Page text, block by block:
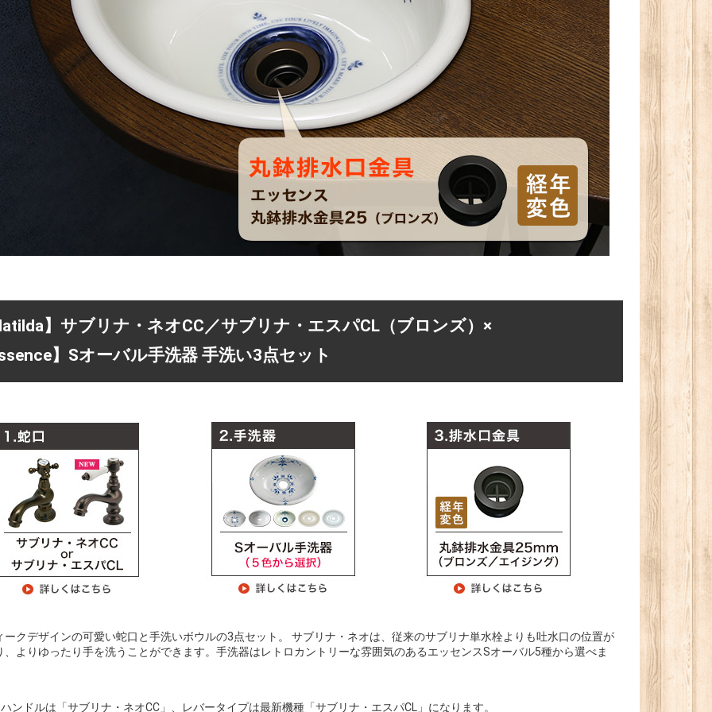
】サブリナ・ネオCC／サブリナ・エスパCL（ブロンズ）×
】Sオーバル手洗器 手洗い3点セット
ークデザインの可愛い蛇口と手洗いボウルの3点セット。 サブリナ・ネオは、従来のサブリナ単水栓よりも吐水口の位置が
、よりゆったり手を洗うことができます。手洗器はレトロカントリーな雰囲気のあるエッセンスSオーバル5種から選べま
ンドルは「サブリナ・ネオCC」、レバータイプは最新機種「サブリナ・エスパCL」になります。